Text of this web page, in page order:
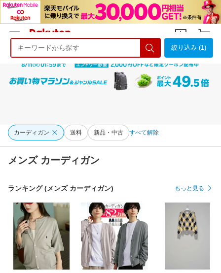
ようこそ 楽天市場へ ログイン
絞り込み (1)
カーディガン 送料 新品・中古 すべて解除
メンズ カーディガン
ランキング (メンズ カーディガン) もっと見る